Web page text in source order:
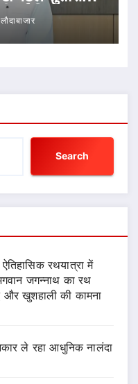
नई दिशा
Search
रथयात्रा में
जगन्नाथ का रथ
खुशहाली की कामना
ले रहा आधुनिक नालंदा